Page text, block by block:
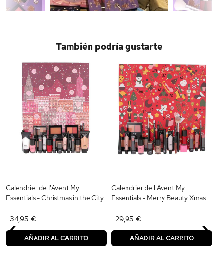
También podría gustarte
Calendrier de l'Avent My
Essentials - Christmas in the City
34,95 €
AÑADIR AL CARRITO
Calendrier de l'Avent My
Essentials - Merry Beauty Xmas
29,95 €
AÑADIR AL CARRITO
‹ ›